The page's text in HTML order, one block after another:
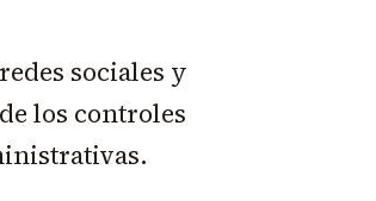
sociales y
los controles